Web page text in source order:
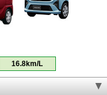
16.8km/L